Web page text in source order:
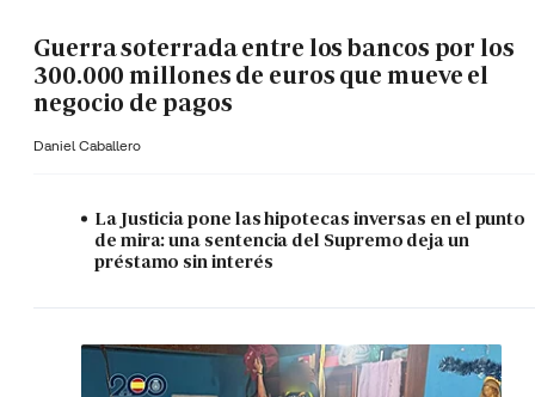
Guerra soterrada entre los bancos por los
300.000 millones de euros que mueve el
negocio de pagos
Daniel Caballero
La Justicia pone las hipotecas inversas en el punto
de mira: una sentencia del Supremo deja un
préstamo sin interés